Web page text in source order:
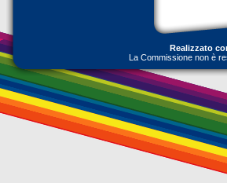
Realizzato
La Commissione non è